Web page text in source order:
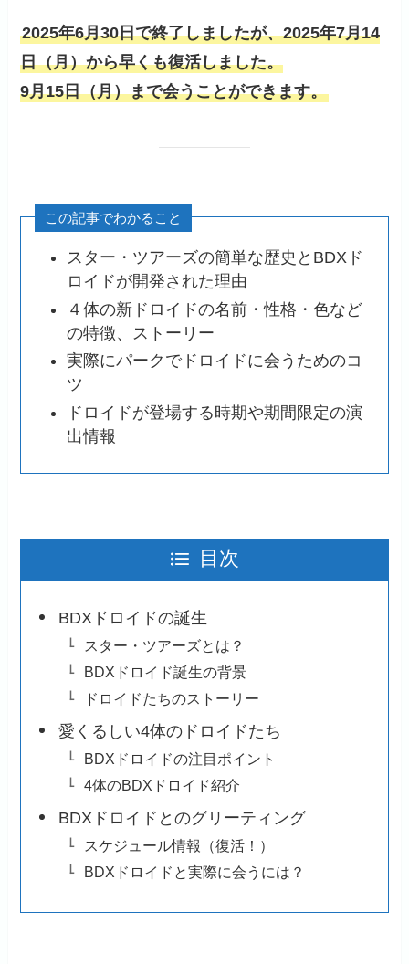
2025年6月30日で終了しましたが、2025年7月14
日（月）から早くも復活しました。
9月15日（月）まで会うことができます。
この記事でわかること
スター・ツアーズの簡単な歴史とBDXド
ロイドが開発された理由
４体の新ドロイドの名前・性格・色など
の特徴、ストーリー
実際にパークでドロイドに会うためのコ
ツ
ドロイドが登場する時期や期間限定の演
出情報
目次
BDXドロイドの誕生
スター・ツアーズとは？
BDXドロイド誕生の背景
ドロイドたちのストーリー
愛くるしい4体のドロイドたち
BDXドロイドの注目ポイント
4体のBDXドロイド紹介
BDXドロイドとのグリーティング
スケジュール情報（復活！）
BDXドロイドと実際に会うには？